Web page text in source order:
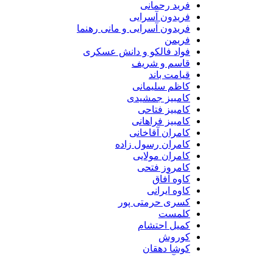
فرید رحمانی
فریدون آسرایی
فریدون آسرایی و مانی رهنما
فریمن
فواد فالکو و دانش عسکری
قاسم و شریف
قیامت باند
کاظم سلیمانی
کامبیز جمشیدی
کامبیز فتاحی
کامبیز فراهانی
کامران آقاخانی
کامران رسول زاده
کامران مولایی
کامروز فتحی
کاوه آفاق
کاوه ایرانی
کسری حرمتی پور
کلمست
کمیل احتشام
کوروش
کوشا دهقان